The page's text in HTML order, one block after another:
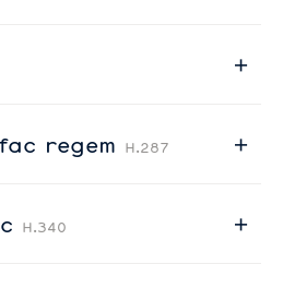
regem H.287
H.340